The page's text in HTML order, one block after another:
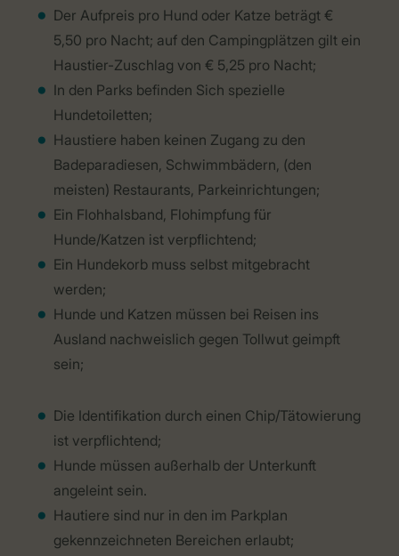
Der Aufpreis pro Hund oder Katze beträgt €
5,50 pro Nacht; auf den Campingplätzen gilt ein
Haustier-Zuschlag von € 5,25 pro Nacht;
In den Parks befinden Sich spezielle
Hundetoiletten;
Haustiere haben keinen Zugang zu den
Badeparadiesen, Schwimmbädern, (den
meisten) Restaurants, Parkeinrichtungen;
Ein Flohhalsband, Flohimpfung für
Hunde/Katzen ist verpflichtend;
Ein Hundekorb muss selbst mitgebracht
werden;
Hunde und Katzen müssen bei Reisen ins
Ausland nachweislich gegen Tollwut geimpft
sein;
Die Identifikation durch einen Chip/Tätowierung
ist verpflichtend;
Hunde müssen außerhalb der Unterkunft
angeleint sein.
Hautiere sind nur in den im Parkplan
gekennzeichneten Bereichen erlaubt;